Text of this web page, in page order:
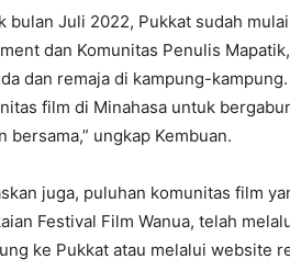
bulan Juli 2022, Pukkat sudah
dan Komunitas Penulis
dan remaja di kampung-
film di Minahasa untuk
bersama,” ungkap Kembuan.
juga, puluhan komunitas film
Festival Film Wanua, telah
ke Pukkat atau melalui website